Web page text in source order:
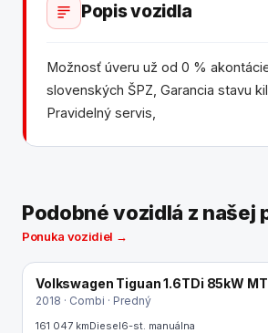
Popis vozidla
Možnosť úveru už od 0 %
slovenských ŠPZ, Garancia stavu
Pravidelný servis,
Podobné vozidlá z našej
Ponuka vozidiel →
Volkswagen Tiguan 1.6TDi 85kW
2018 · Combi · Predný
161 047 kmDiesel6-st. manuálna